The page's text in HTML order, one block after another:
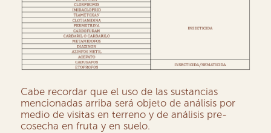
Cabe recordar que el uso de las sustancias
mencionadas arriba será objeto de análisis por
medio de visitas en terreno y de análisis pre-
cosecha en fruta y en suelo.